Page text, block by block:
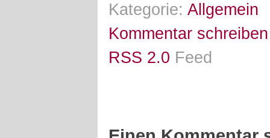
Kategorie: Allgemein
Kommentar schreiben
RSS 2.0 Feed